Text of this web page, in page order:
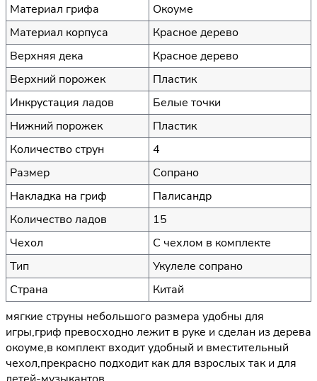
Материал грифа
Окоуме
Материал корпуса
Красное дерево
Верхняя дека
Красное дерево
Верхний порожек
Пластик
Инкрустация ладов
Белые точки
Нижний порожек
Пластик
Количество струн
4
Размер
Сопрано
Накладка на гриф
Палисандр
Количество ладов
15
Чехол
С чехлом в комплекте
Тип
Укулеле сопрано
Страна
Китай
мягкие струны небольшого размера удобны для
игры,гриф превосходно лежит в руке и сделан из дерева
окоуме,в комплект входит удобный и вместительный
чехол,прекрасно подходит как для взрослых так и для